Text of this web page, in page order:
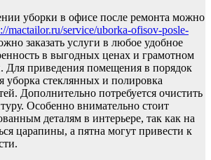
уборки в офисе после ремонта можно
mactailor.ru/service/uborka-ofisov-posle-
заказать услуги в любое удобное
в выгодных ценах и грамотном
Для приведения помещения в порядок
уборка стеклянных и полировка
Дополнительно потребуется очистить
Особенно внимательно стоит
деталям в интерьере, так как на
царапины, а пятна могут привести к